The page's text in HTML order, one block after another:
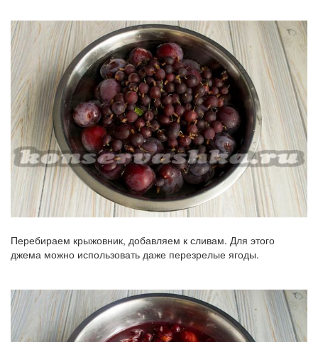
Перебираем крыжовник, добавляем к сливам. Для этого
джема можно использовать даже перезрелые ягоды.